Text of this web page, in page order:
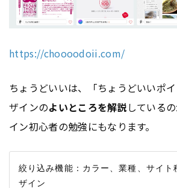
https://choooodoii.com/
ちょうどいいは、「ちょうどいいポ
ザインのよいところを解説している
イン初心者の勉強にもなります。
絞り込み機能：カラー、業種、サイト